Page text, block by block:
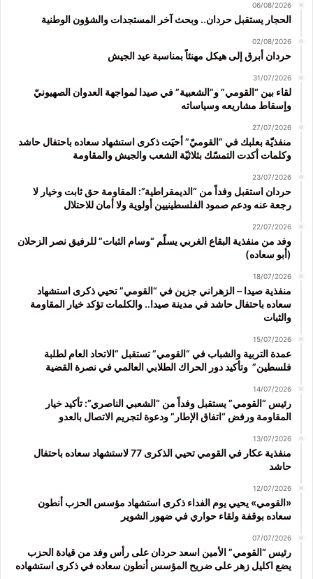
06/08/2026
الحجار يستقبل حردان.. وبحث آخر المستجدات والشؤون الوطنية
02/08/2026
حردان أبرق إلى هيكل مهنئاً بمناسبة عيد الجيش
31/07/2026
لقاء بين “القومي” و”الشعبية” في صيدا لمواجهة العدوان الصهيونيّ
وإسقاط مشاريعه وسياساته
27/07/2026
منفذيّة بعلبك في “القوميّ” أحيَت ذكرى استشهاد سعاده باحتفال حاشد
وكلمات أكدت التمسّك بثلاثيّة الشعب والجيش والمقاومة
23/07/2026
حردان استقبل وفداً من “الديمقراطية”: المقاومة حق ثابت وخيار لا
رجعة عنه ودعم صمود الفلسطينيين أولوية ولا أمان للاحتلال
22/07/2026
وفد من منفذية البقاع الغربي يسلّم “وسام الثبات” للرفيق نصر الزحلان
(أبو سعاده)
18/07/2026
منفذية صيدا – الزهراني جزين في “القومي” تحيي ذكرى استشهاد
سعاده باحتفال حاشد في مدينة صيدا.. والكلمات تؤكد خيار المقاومة
والثبات
15/07/2026
عمدة التربية والشباب في “القومي” تستقبل “الاتحاد العام لطلبة
فلسطين” وتأكيد دور الحراك الطلابي العالمي في نصرة القضية
14/07/2026
رئيس “القومي” يستقبل وفداً من “الشعبي الناصري”: تأكيد خيار
المقاومة ورفض “اتفاق الإطار” ودعوة لتجريم الاتصال بالعدو
13/07/2026
منفذية عكار في القومي تحيي الذكرى 77 لاستشهاد سعاده باحتفال
حاشد
12/07/2026
«القومي» يحيي يوم الفداء ذكرى استشهاد مؤسس الحزب أنطون
سعاده بوقفة ولقاء حواري في ضهور الشوير
07/07/2026
رئيس “القومي” الأمين اسعد حردان على رأس وفد من قيادة الحزب
يضع اكليل زهر على ضريح المؤسس أنطون سعاده في ذكرى استشهاده